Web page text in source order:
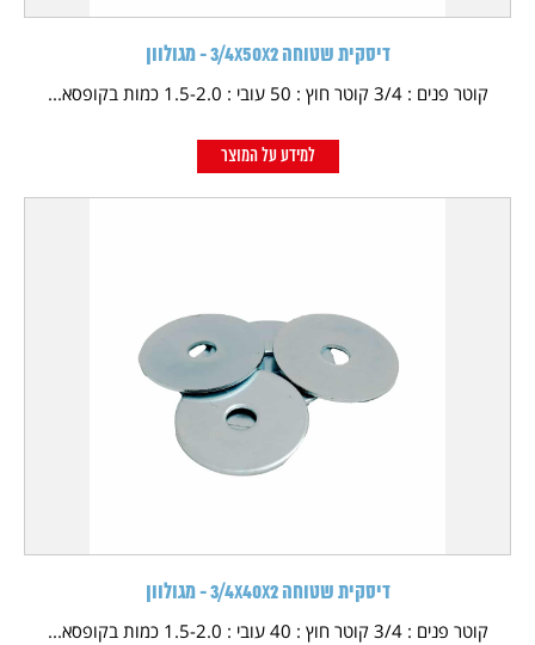
דיסקית שטוחה 3/4X50X2 - מגולוון
קוטר פנים : 3/4 קוטר חוץ : 50 עובי : 1.5-2.0 כמות בקופסא...
למידע על המוצר
דיסקית שטוחה 3/4X40X2 - מגולוון
קוטר פנים : 3/4 קוטר חוץ : 40 עובי : 1.5-2.0 כמות בקופסא...